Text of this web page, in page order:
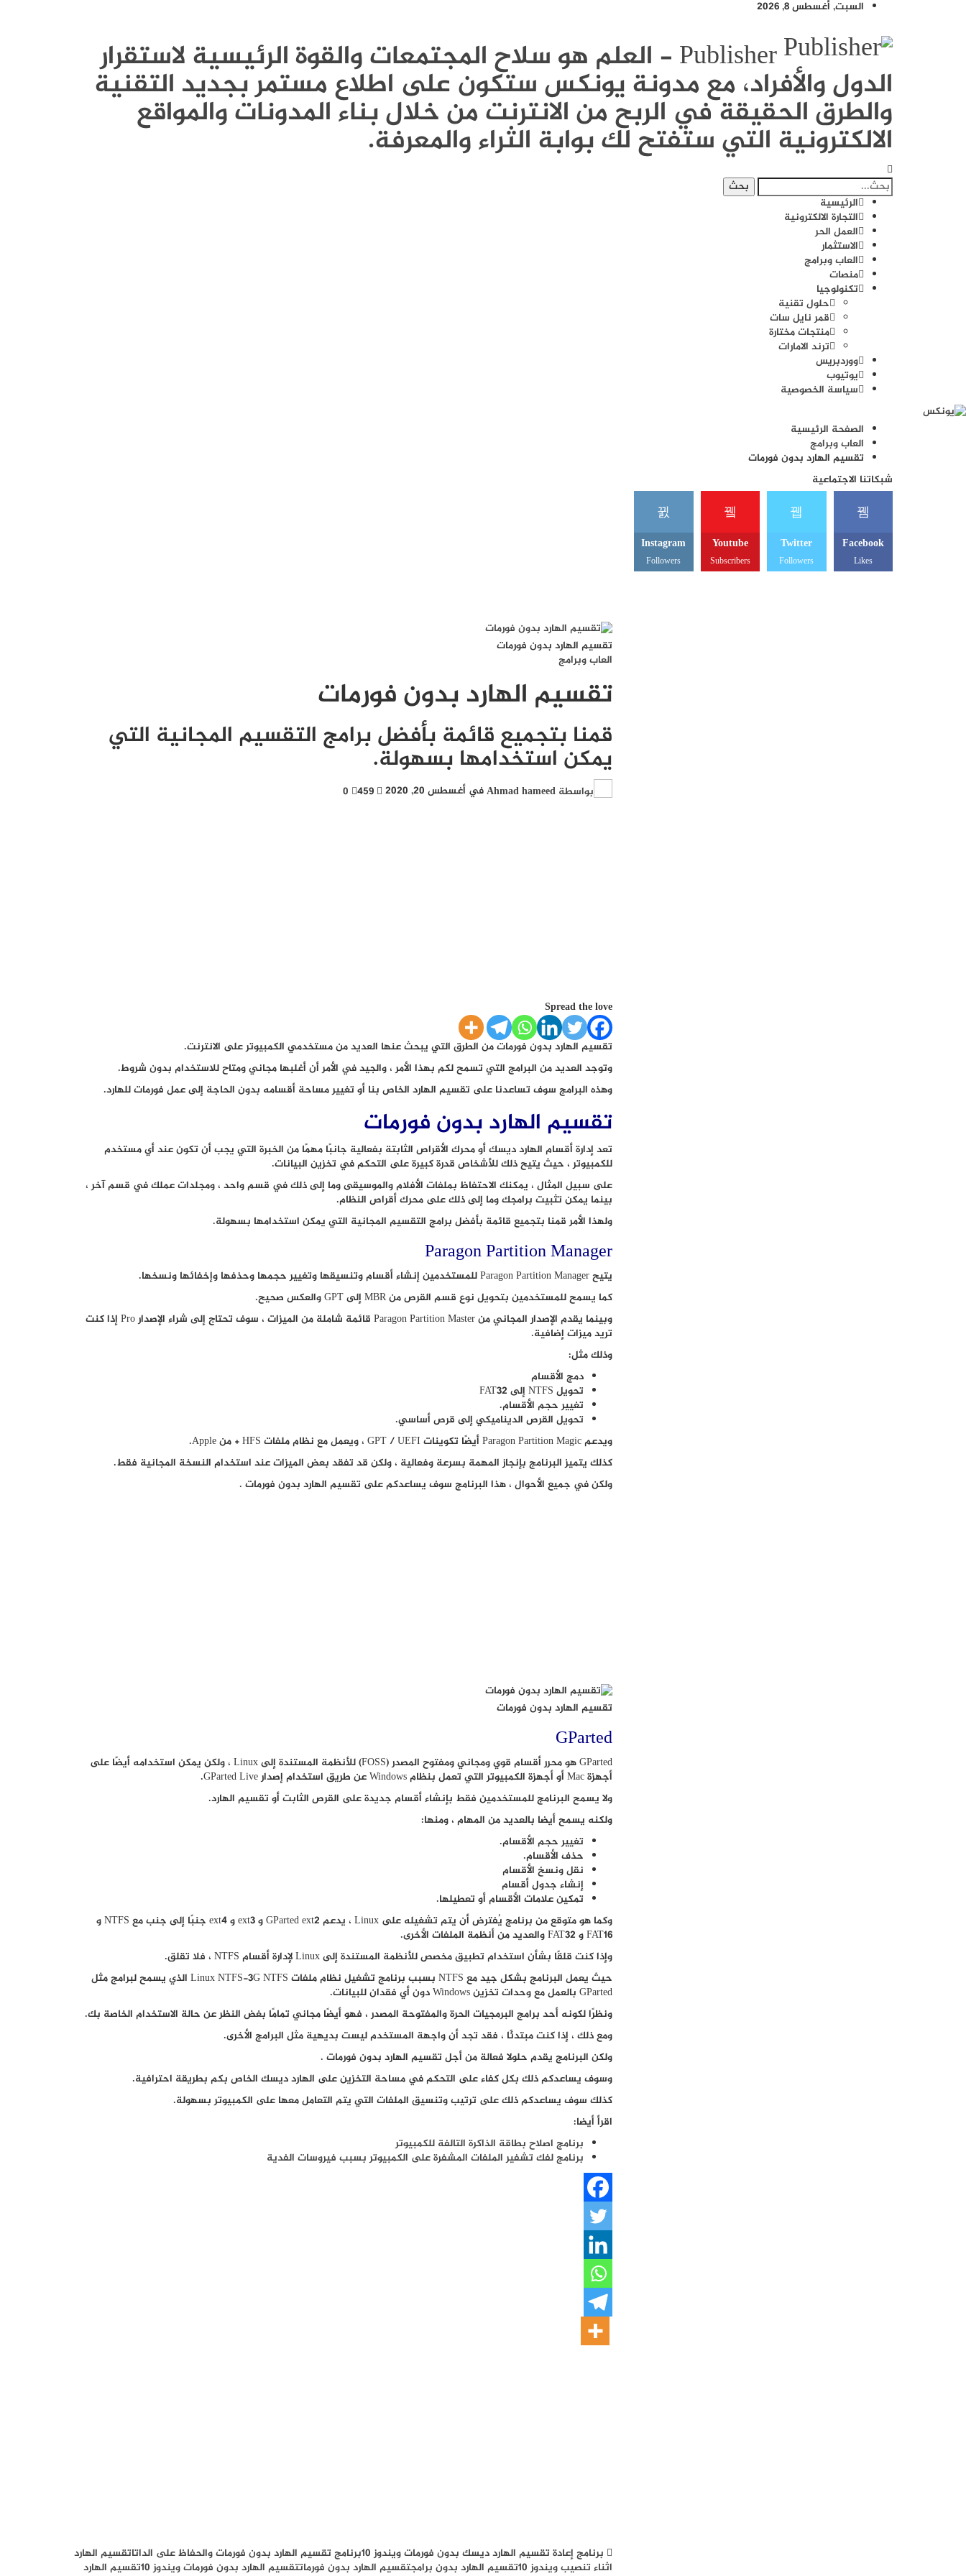
السبت, أغسطس 8, 2026
Publisher - العلم هو سلاح المجتمعات والقوة الرئيسية لاستقرار
الدول والأفراد، مع مدونة يونكس ستكون على اطلاع مستمر بجديد التقنية
والطرق الحقيقة في الربح من الانترنت من خلال بناء المدونات والمواقع
الالكترونية التي ستفتح لك بوابة الثراء والمعرفة.
الرئيسية
التجارة الالكترونية
العمل الحر
الاستثمار
العاب وبرامج
منصات
تكنولوجيا
حلول تقنية
قمر نايل سات
منتجات مختارة
ترند الامارات
ووردبريس
يوتيوب
سياسة الخصوصية
الصفحة الرئيسية
العاب وبرامج
تقسيم الهارد بدون فورمات
تقسيم الهارد بدون فورمات
العاب وبرامج
تقسيم الهارد بدون فورمات
قمنا بتجميع قائمة بأفضل برامج التقسيم المجانية التي
يمكن استخدامها بسهولة.
بواسطة Ahmad hameedفي أغسطس 20, 2020
Spread the love
تقسيم الهارد بدون فورمات من الطرق التي يبحث عنها العديد من مستخدمي الكمبيوتر على الانترنت.
وتوجد العديد من البرامج التي تسمح لكم بهذا الأمر ، والجيد في الأمر أن أغلبها مجاني ومتاح للاستخدام بدون شروط.
وهذه البرامج سوف تساعدنا على تقسيم الهارد الخاص بنا أو تغيير مساحة أقسامه بدون الحاجة إلى عمل فورمات للهارد.
تقسيم الهارد بدون فورمات
تعد إدارة أقسام الهارد ديسك أو محرك الأقراص الثابتة بفعالية جانبًا مهمًا من الخبرة التي يجب أن تكون عند أي مستخدم
للكمبيوتر ، حيث يتيح ذلك للأشخاص قدرة كبيرة على التحكم في تخزين البيانات.
على سبيل المثال ، يمكنك الاحتفاظ بملفات الأفلام والموسيقى وما إلى ذلك في قسم واحد ، ومجلدات عملك في قسم آخر ،
بينما يمكن تثبيت برامجك وما إلى ذلك على محرك أقراص النظام.
ولهذا الأمر قمنا بتجميع قائمة بأفضل برامج التقسيم المجانية التي يمكن استخدامها بسهولة.
Paragon Partition Manager
يتيح Paragon Partition Manager للمستخدمين إنشاء أقسام وتنسيقها وتغيير حجمها وحذفها وإخفائها ونسخها.
كما يسمح للمستخدمين بتحويل نوع قسم القرص من MBR إلى GPT والعكس صحيح.
وبينما يقدم الإصدار المجاني من Paragon Partition Master قائمة شاملة من الميزات ، سوف تحتاج إلى شراء الإصدار Pro إذا كنت
تريد ميزات إضافية.
وذلك مثل:
دمج الأقسام
تحويل NTFS إلى FAT32
تغيير حجم الأقسام.
تحويل القرص الديناميكي إلى قرص أساسي.
ويدعم Paragon Partition Magic أيضًا تكوينات GPT / UEFI ، ويعمل مع نظام ملفات HFS + من Apple.
كذلك يتميز البرنامج بإنجاز المهمة بسرعة وفعالية ، ولكن قد تفقد بعض الميزات عند استخدام النسخة المجانية فقط.
ولكن في جميع الأحوال ، هذا البرنامج سوف يساعدكم على تقسيم الهارد بدون فورمات .
تقسيم الهارد بدون فورمات
GParted
GParted هو محرر أقسام قوي ومجاني ومفتوح المصدر (FOSS) للأنظمة المستندة إلى Linux ، ولكن يمكن استخدامه أيضًا على
أجهزة Mac أو أجهزة الكمبيوتر التي تعمل بنظام Windows عن طريق استخدام إصدار GParted Live.
ولا يسمح البرنامج للمستخدمين فقط بإنشاء أقسام جديدة على القرص الثابت أو تقسيم الهارد.
ولكنه يسمح أيضا بالعديد من المهام ، ومنها:
تغيير حجم الأقسام.
حذف الأقسام.
نقل ونسخ الأقسام
إنشاء جدول أقسام
تمكين علامات الأقسام أو تعطيلها.
وكما هو متوقع من برنامج يُفترض أن يتم تشغيله على Linux ، يدعم GParted ext2 و ext3 و ext4 جنبًا إلى جنب مع NTFS و
FAT16 و FAT32 والعديد من أنظمة الملفات الأخرى.
وإذا كنت قلقًا بشأن استخدام تطبيق مخصص للأنظمة المستندة إلى Linux لإدارة أقسام NTFS ، فلا تقلق.
حيث يعمل البرنامج بشكل جيد مع NTFS بسبب برنامج تشغيل نظام ملفات Linux NTFS-3G NTFS الذي يسمح لبرامج مثل
GParted بالعمل مع وحدات تخزين Windows دون أي فقدان للبيانات.
ونظرًا لكونه أحد برامج البرمجيات الحرة والمفتوحة المصدر ، فهو أيضًا مجاني تمامًا بغض النظر عن حالة الاستخدام الخاصة بك.
ومع ذلك ، إذا كنت مبتدئًا ، فقد تجد أن واجهة المستخدم ليست بديهية مثل البرامج الأخرى.
ولكن البرنامج يقدم حلولا فعالة من أجل تقسيم الهارد بدون فورمات .
وسوف يساعدكم ذلك بكل كفاء على التحكم في مساحة التخزين على الهارد ديسك الخاص بكم بطريقة احترافية.
كذلك سوف يساعدكم ذلك على ترتيب وتنسيق الملفات التي يتم التعامل معها على الكمبيوتر بسهولة.
اقرأ أيضا:
برنامج اصلاح بطاقة الذاكرة التالفة للكمبيوتر
برنامج لفك تشفير الملفات المشفرة على الكمبيوتر بسبب فيروسات الفدية
برنامج إعادة تقسيم الهارد ديسك بدون فورمات ويندوز 10 برنامج تقسيم الهارد بدون فورمات والحفاظ على الداتاتقسيم الهارد
اثناء تنصيب ويندوز 10
تقسيم الهارد بدون برامجتقسيم الهارد بدون فورماتتقسيم الهارد بدون فورمات ويندوز 10
تقسيم الهارد
شبكاتنا الاجتماعية
Facebook
Likes
Twitter
Followers
Youtube
Subscribers
Instagram
Followers